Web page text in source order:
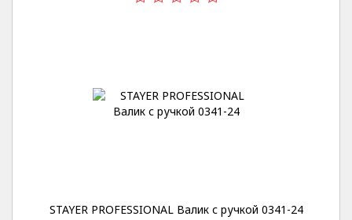
STAYER PROFESSIONAL Валик с ручкой 0341-24